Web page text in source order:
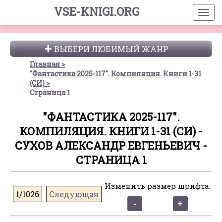
VSE-KNIGI.ORG
ВЫБЕРИ ЛЮБИМЫЙ ЖАНР
Главная
"Фантастика 2025-117". Компиляция. Книги 1-31
(СИ)
Страница 1
"ФАНТАСТИКА 2025-117".
КОМПИЛЯЦИЯ. КНИГИ 1-31 (СИ) -
СУХОВ АЛЕКСАНДР ЕВГЕНЬЕВИЧ -
СТРАНИЦА 1
1/1026 Следующая
Изменить размер шрифта: